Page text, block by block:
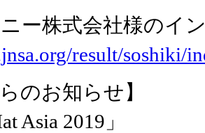
ー株式会社様のイ
result/soshiki/
のお知らせ】
Asia 2019」